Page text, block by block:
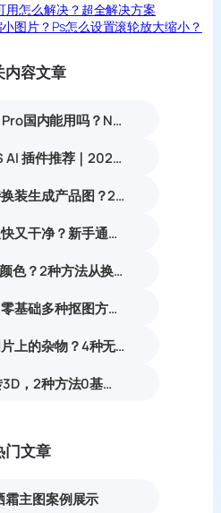
用怎么解决？超全解决方案
图片？Ps怎么设置滚轮放大缩小？
内容文章
NanoBanana Pro国内能用吗？Nano banana使用教程
国内能用的 PS AI 插件推荐｜2026 4款AI插件最新实测
PS怎么给模特换装生成产品图？2种方法对比可1键生成
PS怎么抠图又快又干净？新手通用抠图方案详解
ps如何换背景颜色？2种方法从换背景颜色操作指南
PS怎么抠图？零基础多种抠图方法实操完整教程
PS怎么去除图片上的杂物？4种无痕去除画面多余物体实操教程
ps如何把2D转3D，2种方法0基础可上手的详细教程
门文章
霜主图案例展示